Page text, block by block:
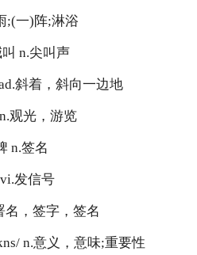
;(一)阵;淋浴
n.尖叫声
斜着，斜向一边地
观光，游览
n.签名
发信号
名，签字，签名
n.意义，意味;重要性